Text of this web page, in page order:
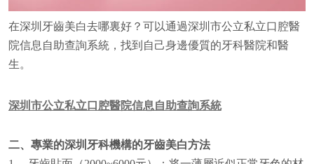
在深圳牙齒美白去哪裏好？可以通過深圳市公立私立口腔醫
院信息自助查詢系統，找到自己身邊優質的牙科醫院和醫
生。
深圳市公立私立口腔醫院信息自助查詢系統
二、專業的深圳牙科機構的牙齒美白方法